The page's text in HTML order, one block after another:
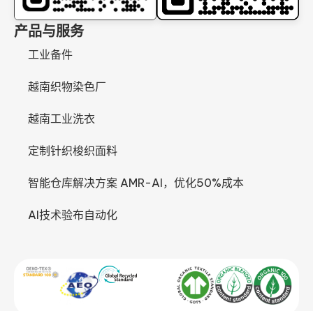
产品与服务
工业备件
越南织物染色厂
越南工业洗衣
定制针织梭织面料
智能仓库解决方案 AMR-AI，优化50%成本
AI技术验布自动化